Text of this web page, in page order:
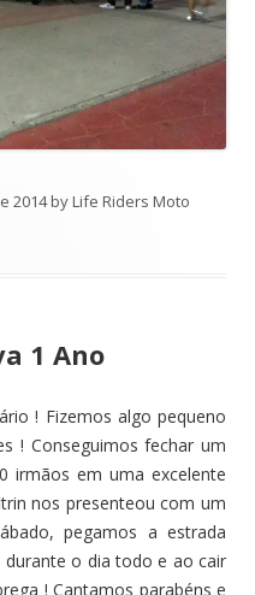
2014byLife Riders Moto
1 Ano
! Fizemos algo pequeno
! Conseguimos fechar um
irmãos em uma excelente
nos presenteou com um
pegamos a estrada
o dia todo e ao cair
! Cantamos parabéns e